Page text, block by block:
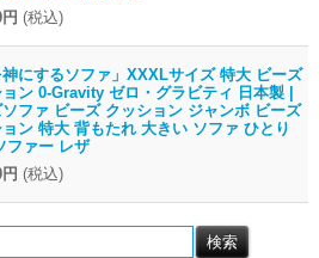
(税込)
神にするソファ」XXXLサイズ 特大 ビーズ
ン 0-Gravity ゼロ・グラビティ 日本製 |
ソファ ビーズ クッション ジャンボ ビーズ
ン 特大 背もたれ 大きい ソファ ひとり
ファー レザ
(税込)